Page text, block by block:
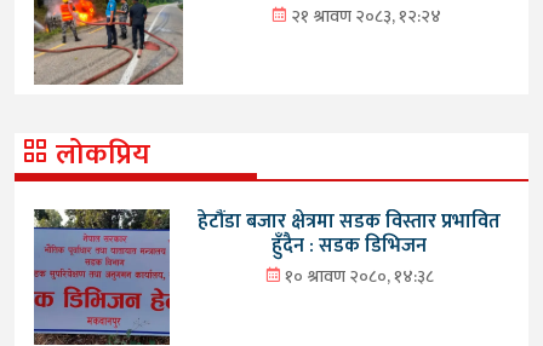
२१ श्रावण २०८३, १२:२४
लोकप्रिय
हेटौंडा बजार क्षेत्रमा सडक विस्तार प्रभावित
हुँदैन : सडक डिभिजन
१० श्रावण २०८०, १४:३८